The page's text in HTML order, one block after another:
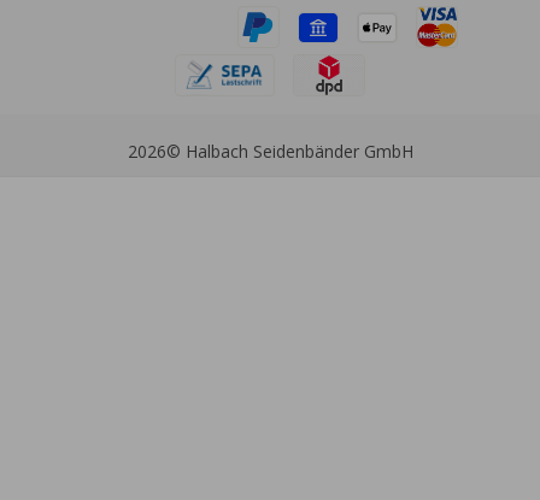
2026© Halbach Seidenbänder GmbH